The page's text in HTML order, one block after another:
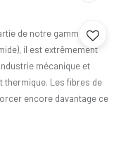
de notre gamme de
il est extrêmement
mécanique et
thermique. Les fibres de
encore davantage ce